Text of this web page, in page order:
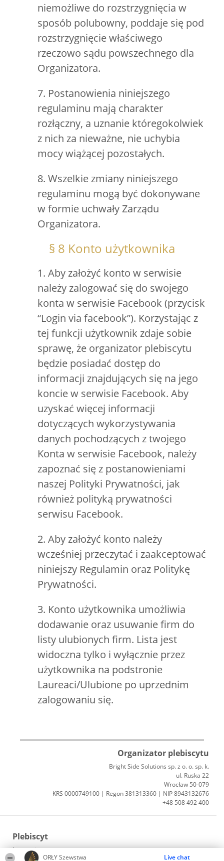
ORŁY Szewstwa Live chat
niemożliwe do rozstrzygnięcia w
sposób polubowny, poddaje się pod
rozstrzygnięcie właściwego
rzeczowo sądu powszechnego dla
Organizatora.
7. Postanowienia niniejszego
regulaminu mają charakter
rozłączny, a uznanie któregokolwiek
z nich za nieważne, nie uchybia
mocy wiążącej pozostałych.
8. Wszelkie zmiany niniejszego
regulaminu mogą być dokonywane
w formie uchwały Zarządu
Organizatora.
§ 8 Konto użytkownika
1. Aby założyć konto w serwisie
należy zalogować się do swojego
konta w serwisie Facebook (przycisk
“Login via facebook”). Korzystając z
tej funkcji użytkownik zdaje sobie
sprawę, że organizator plebiscytu
będzie posiadać dostęp do
informacji znajdujących się na jego
koncie w serwisie Facebook. Aby
uzyskać więcej informacji
dotyczących wykorzystywania
danych pochodzących z twojego
Konta w serwisie Facebook, należy
zapoznać się z postanowieniami
naszej Polityki Prywatności, jak
również polityką prywatności
serwisu Facebook.
2. Aby założyć konto należy
wcześniej przeczytać i zaakceptować
niniejszy Regulamin oraz Politykę
Prywatności.
3. Konto użytkownika umożliwia
dodawanie oraz usuwanie firm do
listy ulubionych firm. Lista jest
widoczna tylko i wyłącznie przez
użytkownika na podstronie
Laureaci/Ulubione po uprzednim
zalogowaniu się.
Organizator plebiscytu
Bright Side Solutions sp. z o. o. sp. k.
ul. Ruska 22
Wrocław 50-079
KRS 0000749100 | Regon 381313360 | NIP 8943132676
+48 508 492 400
Plebiscyt
Laureaci
Lista wszystkich Laureatów